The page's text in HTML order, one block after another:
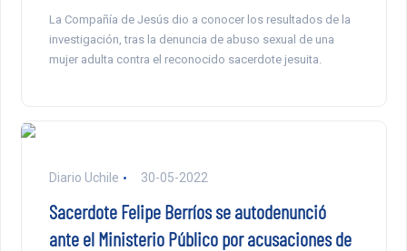
La Compañía de Jesús dio a conocer los resultados de la
investigación, tras la denuncia de abuso sexual de una
mujer adulta contra el reconocido sacerdote jesuita.
Diario Uchile 30-05-2022
Sacerdote Felipe Berríos se autodenunció
ante el Ministerio Público por acusaciones de